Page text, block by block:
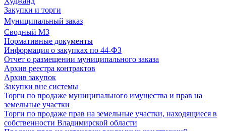
Закупки и торги
Муниципальный заказ
Сводный МЗ
Нормативные документы
Информация о закупках по 44-ФЗ
Отчет о размещении муниципального заказа
Архив реестра контрактов
Архив закупок
Закупки вне системы
Торги по продаже муниципального имущества и прав на
земельные участки
Торги по продаже прав на земельные участки, находящиеся в
собственности Владимирской области